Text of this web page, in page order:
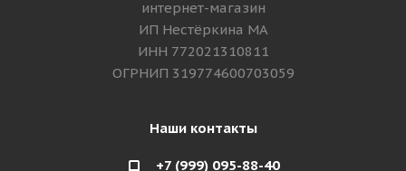
интернет-магазин
ИП Нестёркина МА
ИНН 772021310811
ОГРНИП 319774600703059
Наши контакты
+7 (999) 095-88-40